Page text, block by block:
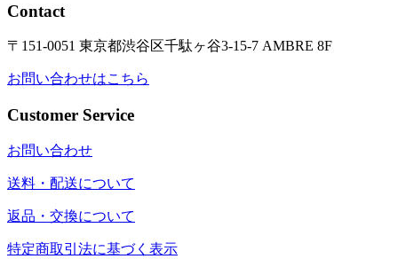
Contact
〒151-0051 東京都渋谷区千駄ヶ谷3-15-7 AMBRE 8F
お問い合わせはこちら
Customer Service
お問い合わせ
送料・配送について
返品・交換について
特定商取引法に基づく表示